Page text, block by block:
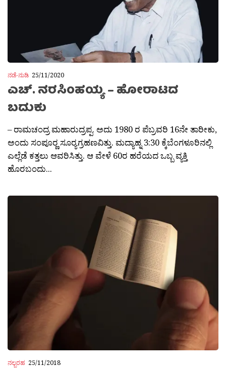
ನಡೆ-ನುಡಿ 25/11/2020
ಎಚ್. ನರಸಿಂಹಯ್ಯ – ಹೋರಾಟದ
ಬದುಕು
– ರಾಮಚಂದ್ರ ಮಹಾರುದ್ರಪ್ಪ. ಅದು 1980 ರ ಪೆಬ್ರವರಿ 16ನೇ ತಾರೀಕು,
ಅಂದು ಸಂಪೂರ‍್ಣ ಸೂರ‍್ಯಗ್ರಹಣವಿತ್ತು. ಮದ್ಯಾಹ್ನ 3:30 ಕ್ಕೆಬೆಂಗಳೂರಿನಲ್ಲಿ
ಎಲ್ಲೆಡೆ ಕತ್ತಲು ಆವರಿಸಿತ್ತು. ಆ ವೇಳೆ 60ರ ಹರೆಯದ ಒಬ್ಬ ವ್ಯಕ್ತಿ
ಹೊರಬಂದು...
ನಲ್ಬರಹ 25/11/2018